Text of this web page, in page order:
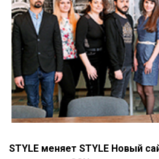
STYLE меняет STYLE Новый